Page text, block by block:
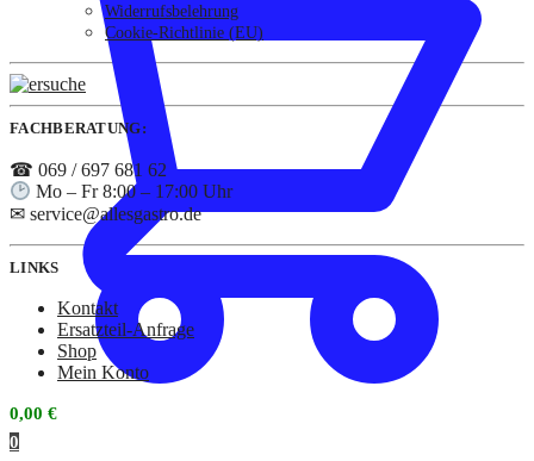
0
Widerrufsbelehrung
Cookie-Richtlinie (EU)
FACHBERATUNG:
☎ 069 / 697 681 62
Mo – Fr 8:00 – 17:00 Uhr
✉ service@allesgastro.de
LINKS
Kontakt
Ersatzteil-Anfrage
Shop
Mein Konto
0,00 €